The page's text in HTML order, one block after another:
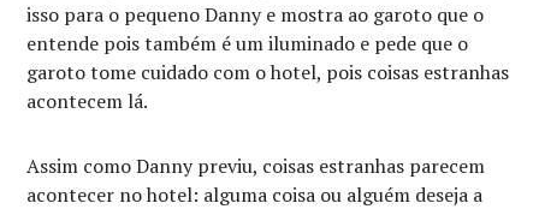
isso para o pequeno Danny e mostra ao garoto que o
entende pois também é um iluminado e pede que o
garoto tome cuidado com o hotel, pois coisas estranhas
acontecem lá.
Assim como Danny previu, coisas estranhas parecem
acontecer no hotel: alguma coisa ou alguém deseja a